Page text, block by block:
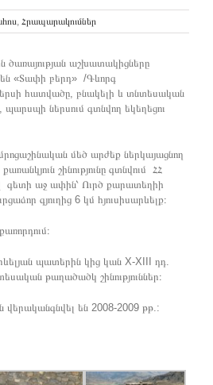
Հրապարակումներ
աշխատակիցները
«Տափի բերդ» /Գևորգ
հատվածը, բնակելի և տնտեսական
պարսպի ներսում գտնվող եկեղեցու
մեծ արժեք ներկայացնող
շինությունը գտնվում ՀՀ
աջ ափին՝ Ուրծ քարատեղիի
գյուղից 6 կմ հյուսիսարևելք։
պատերին կից կան X-XIII դդ.
թաղածածկ շինություններ։
վերականգնվել են 2008-2009 թթ.: